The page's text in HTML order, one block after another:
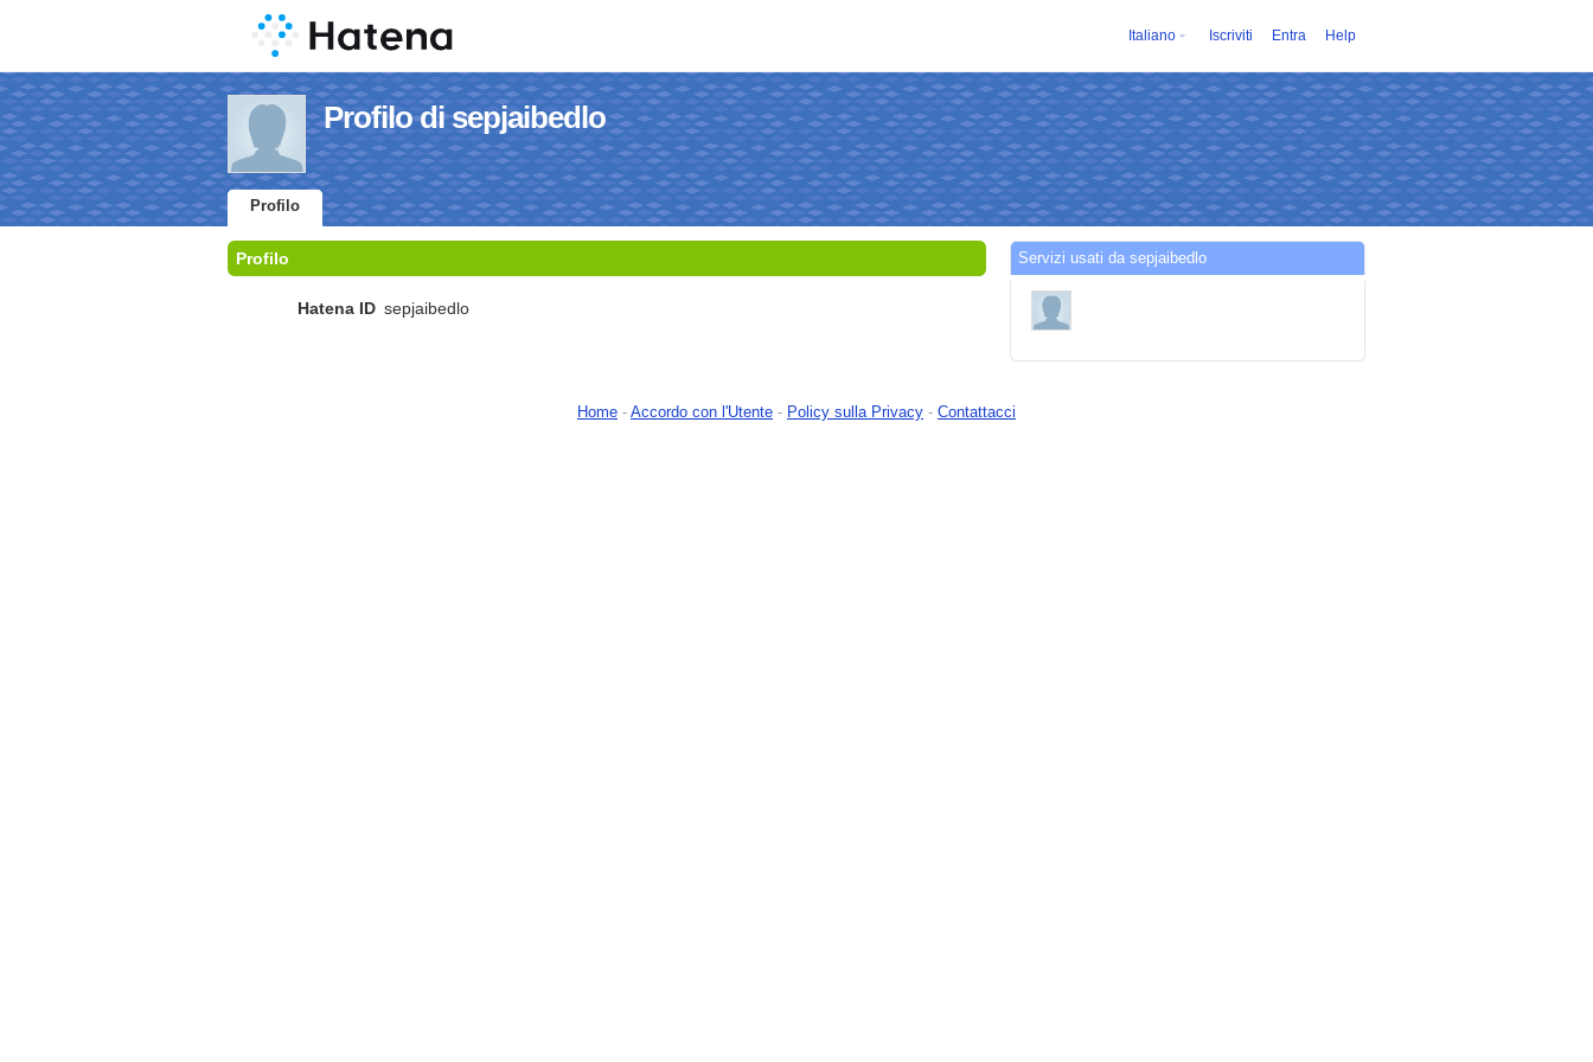
Italiano Iscriviti Entra Help
Profilo di sepjaibedlo
Profilo
Profilo
Hatena ID sepjaibedlo
Servizi usati da sepjaibedlo
Home - Accordo con l'Utente - Policy sulla Privacy - Contattacci